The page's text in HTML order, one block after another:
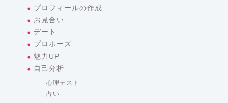
プロフィールの作成
お見合い
デート
プロポーズ
魅力UP
自己分析
心理テスト
占い